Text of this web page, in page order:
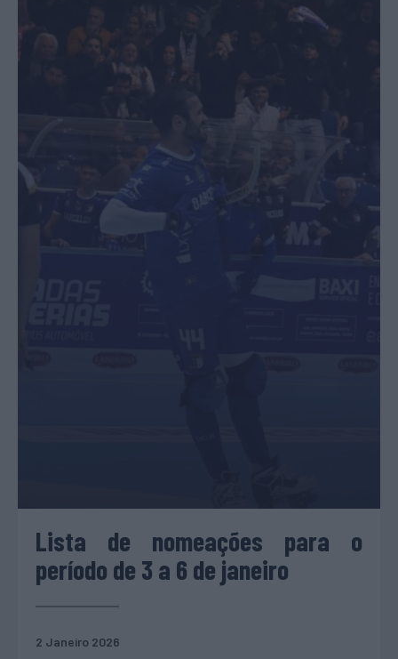
Lista de nomeações para o
período de 3 a 6 de janeiro
2 Janeiro 2026